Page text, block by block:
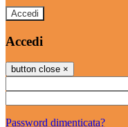
Accedi
Accedi
button close ×
Password dimenticata?